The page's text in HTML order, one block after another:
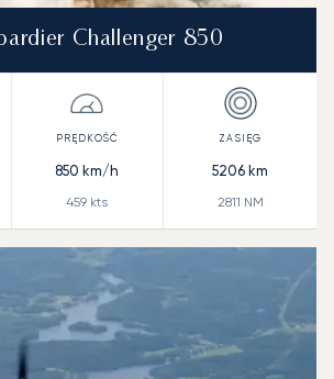
Challenger 850
850 km/h
459 kts
5206 km
2811 NM